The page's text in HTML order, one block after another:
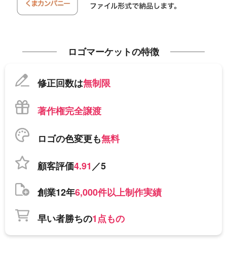
ロゴマーケットの特徴
修正回数は無制限
著作権完全譲渡
ロゴの色変更も無料
顧客評価4.91／5
創業12年6,000件以上制作実績
早い者勝ちの1点もの